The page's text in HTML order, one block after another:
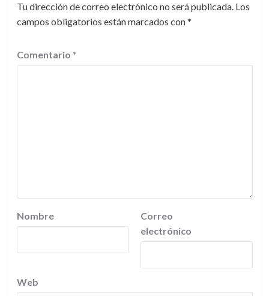
Tu dirección de correo electrónico no será publicada. Los
campos obligatorios están marcados con*
Comentario *
Nombre
Correo
electrónico
Web